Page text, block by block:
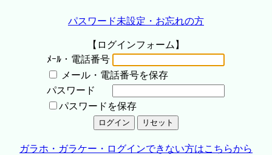
パスワード未設定・お忘れの方
【ログインフォーム】
ﾒｰﾙ・電話番号
メール・電話番号を保存
パスワード
パスワードを保存
ガラホ・ガラケー・ログインできない方はこちらから